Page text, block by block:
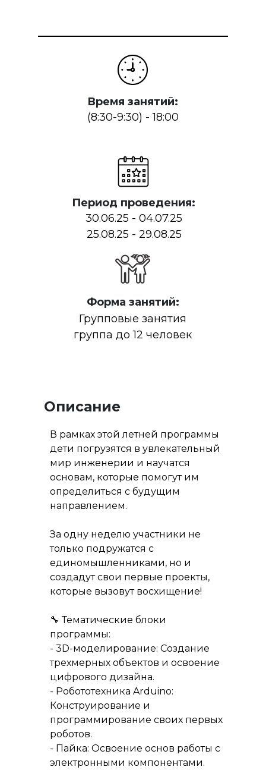
В рамках этой летней программы
дети погрузятся в увлекательный
мир инженерии и научатся
основам, которые помогут им
определиться с будущим
направлением.
За одну неделю участники не
только подружатся с
единомышленниками, но и
создадут свои первые проекты,
которые вызовут восхищение!
🔧 Тематические блоки
программы:
- 3D-моделирование: Создание
трехмерных объектов и освоение
цифрового дизайна.
- Робототехника Arduino:
Конструирование и
программирование своих первых
роботов.
- Пайка: Освоение основ работы с
электронными компонентами.
Описание
Форма занятий:
Групповые занятия
группа до 12 человек
Период проведения:
30.06.25 - 04.07.25
25.08.25 - 29.08.25
Время занятий:
(8:30-9:30) - 18:00